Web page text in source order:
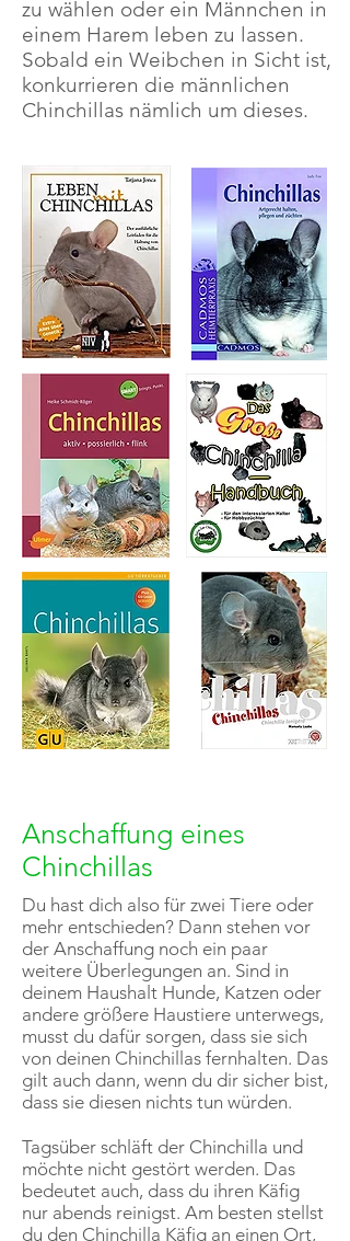
zu wählen oder ein Männchen in
einem Harem leben zu lassen.
Sobald ein Weibchen in Sicht ist,
konkurrieren die männlichen
Chinchillas nämlich um dieses.
Anschaffung eines
Chinchillas
Du hast dich also für zwei Tiere oder
mehr entschieden? Dann stehen vor
der Anschaffung noch ein paar
weitere Überlegungen an. Sind in
deinem Haushalt Hunde, Katzen oder
andere größere Haustiere unterwegs,
musst du dafür sorgen, dass sie sich
von deinen Chinchillas fernhalten. Das
gilt auch dann, wenn du dir sicher bist,
dass sie diesen nichts tun würden.
Tagsüber schläft der Chinchilla und
möchte nicht gestört werden. Das
bedeutet auch, dass du ihren Käfig
nur abends reinigst. Am besten stellst
du den Chinchilla Käfig an einen Ort,